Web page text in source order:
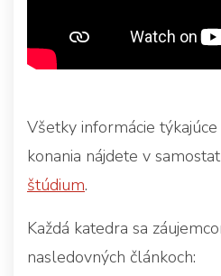
Všetky informácie
konania nájdete v
štúdium.
Každá katedra sa
nasledovných článkoch: